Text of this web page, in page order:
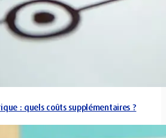
: quels coûts supplémentaires ?